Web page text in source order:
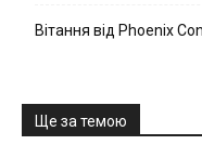
Вітання від Phoenix
Ще за темою